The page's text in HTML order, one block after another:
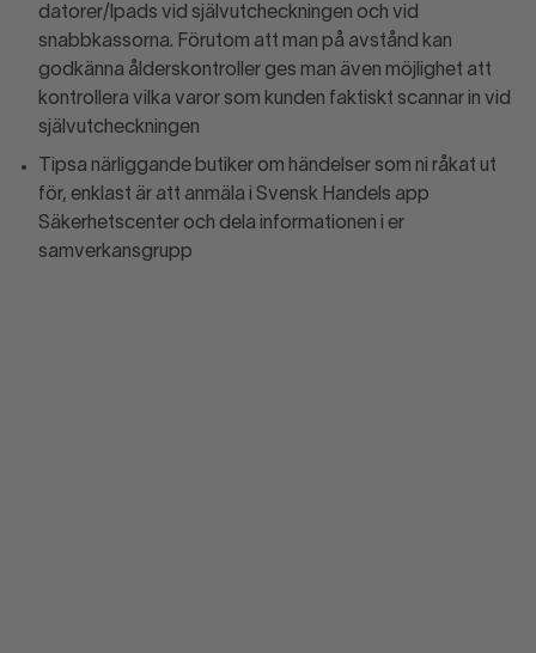
datorer/Ipads vid självutcheckningen och vid
snabbkassorna. Förutom att man på avstånd kan
godkänna ålderskontroller ges man även möjlighet att
kontrollera vilka varor som kunden faktiskt scannar in vid
självutcheckningen
Tipsa närliggande butiker om händelser som ni råkat ut
för, enklast är att anmäla i Svensk Handels app
Säkerhetscenter och dela informationen i er
samverkansgrupp